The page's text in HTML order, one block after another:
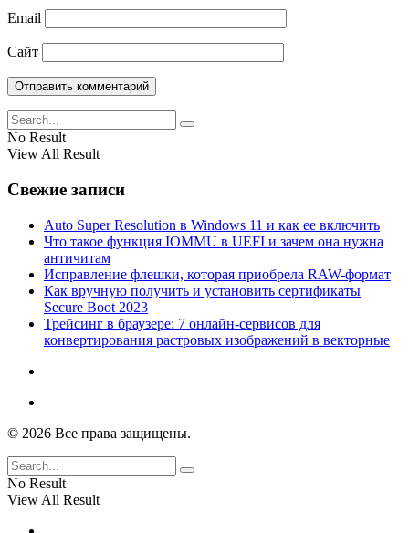
Email
Сайт
No Result
View All Result
Свежие записи
Auto Super Resolution в Windows 11 и как ее включить
Что такое функция IOMMU в UEFI и зачем она нужна
античитам
Исправление флешки, которая приобрела RAW-формат
Как вручную получить и установить сертификаты
Secure Boot 2023
Трейсинг в браузере: 7 онлайн-сервисов для
конвертирования растровых изображений в векторные
© 2026 Все права защищены.
No Result
View All Result